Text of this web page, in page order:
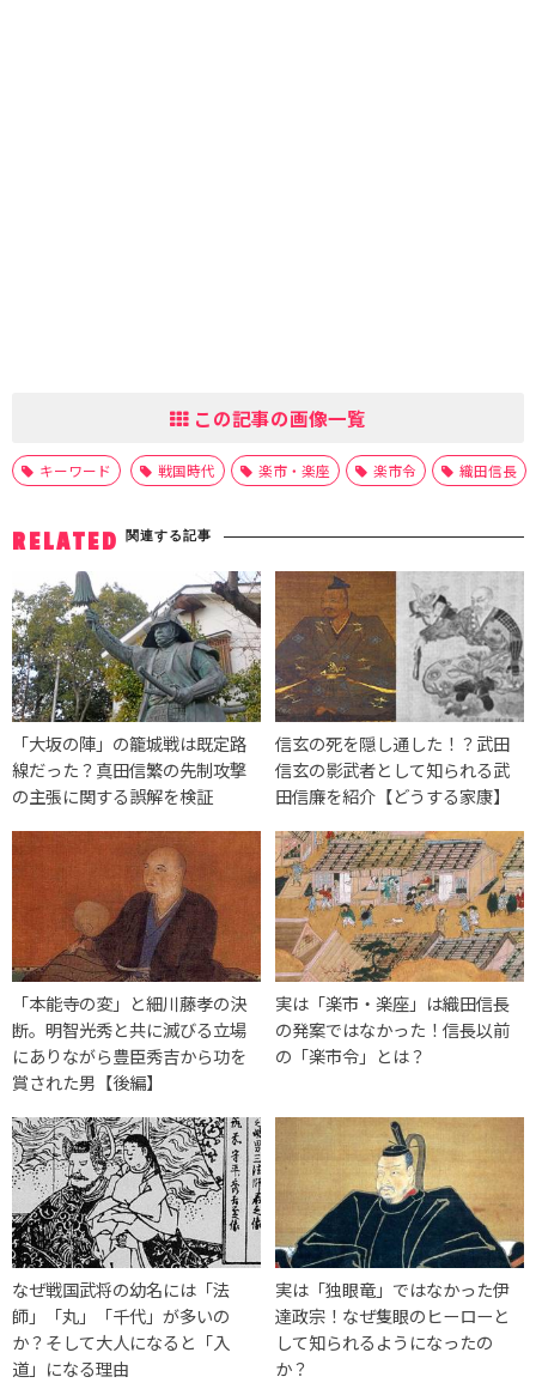
この記事の画像一覧
キーワード 戦国時代 楽市・楽座 楽市令 織田信長
RELATED 関連する記事
「大坂の陣」の籠城戦は既定路
線だった？真田信繁の先制攻撃
の主張に関する誤解を検証
信玄の死を隠し通した！？武田
信玄の影武者として知られる武
田信廉を紹介【どうする家康】
「本能寺の変」と細川藤孝の決
断。明智光秀と共に滅びる立場
にありながら豊臣秀吉から功を
賞された男【後編】
実は「楽市・楽座」は織田信長
の発案ではなかった！信長以前
の「楽市令」とは？
なぜ戦国武将の幼名には「法
師」「丸」「千代」が多いの
か？そして大人になると「入
道」になる理由
実は「独眼竜」ではなかった伊
達政宗！なぜ隻眼のヒーローと
して知られるようになったの
か？